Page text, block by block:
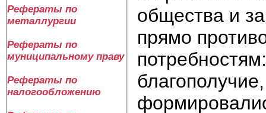
Рефераты по
металлургии
Рефераты по
муниципальному праву
Рефераты по
налогообложению
общества и
прямо